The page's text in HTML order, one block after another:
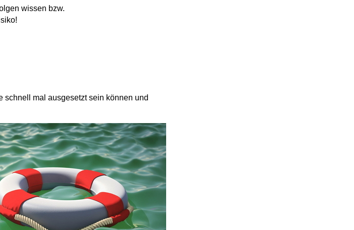
wissen bzw.
schnell mal ausgesetzt sein können und